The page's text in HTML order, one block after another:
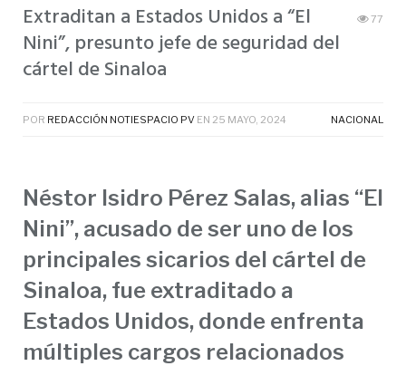
Extraditan a Estados Unidos a “El
Nini”, presunto jefe de seguridad del
cártel de Sinaloa
77
POR REDACCIÓN NOTIESPACIO PV EN 25 MAYO, 2024 NACIONAL
Néstor Isidro Pérez Salas, alias “El
Nini”, acusado de ser uno de los
principales sicarios del cártel de
Sinaloa, fue extraditado a
Estados Unidos, donde enfrenta
múltiples cargos relacionados